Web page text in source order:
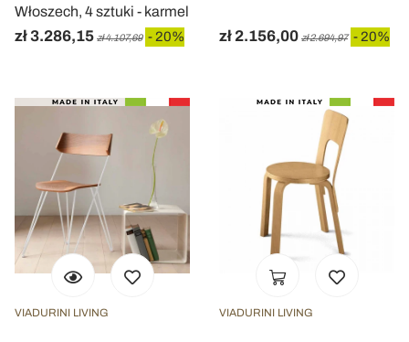
Włoszech, 4 sztuki - karmel
zł 3.286,15 zł 4.107,69 - 20% zł 2.156,00 zł 2.694,97 - 20%
VIADURINI LIVING VIADURINI LIVING